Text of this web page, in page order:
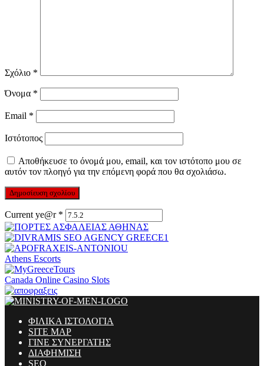
Σχόλιο *
Όνομα *
Email *
Ιστότοπος
Αποθήκευσε το όνομά μου, email, και τον ιστότοπο μου σε
αυτόν τον πλοηγό για την επόμενη φορά που θα σχολιάσω.
Current ye@r *
Athens Escorts
Canada Online Casino Slots
ΦΙΛΙΚΑ ΙΣΤΟΛΟΓΙΑ
SITE MAP
ΓΙΝΕ ΣΥΝΕΡΓΑΤΗΣ
ΔΙΑΦΗΜΙΣΗ
SEO